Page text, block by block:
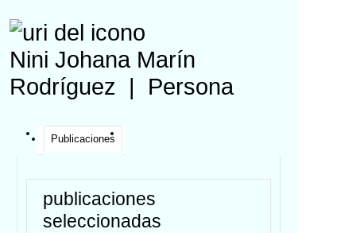
Nini Johana Marín
Rodríguez
Persona
Publicaciones
publicaciones
seleccionadas